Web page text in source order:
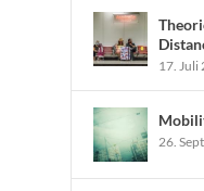
17. Juli
26.